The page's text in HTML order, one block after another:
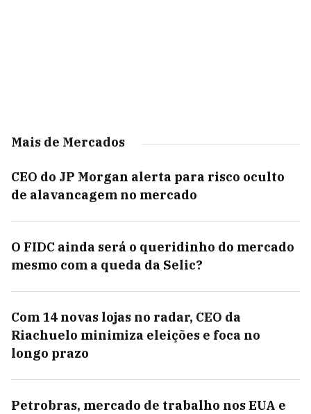
Mais de Mercados
CEO do JP Morgan alerta para risco oculto
de alavancagem no mercado
O FIDC ainda será o queridinho do mercado
mesmo com a queda da Selic?
Com 14 novas lojas no radar, CEO da
Riachuelo minimiza eleições e foca no
longo prazo
Petrobras, mercado de trabalho nos EUA e